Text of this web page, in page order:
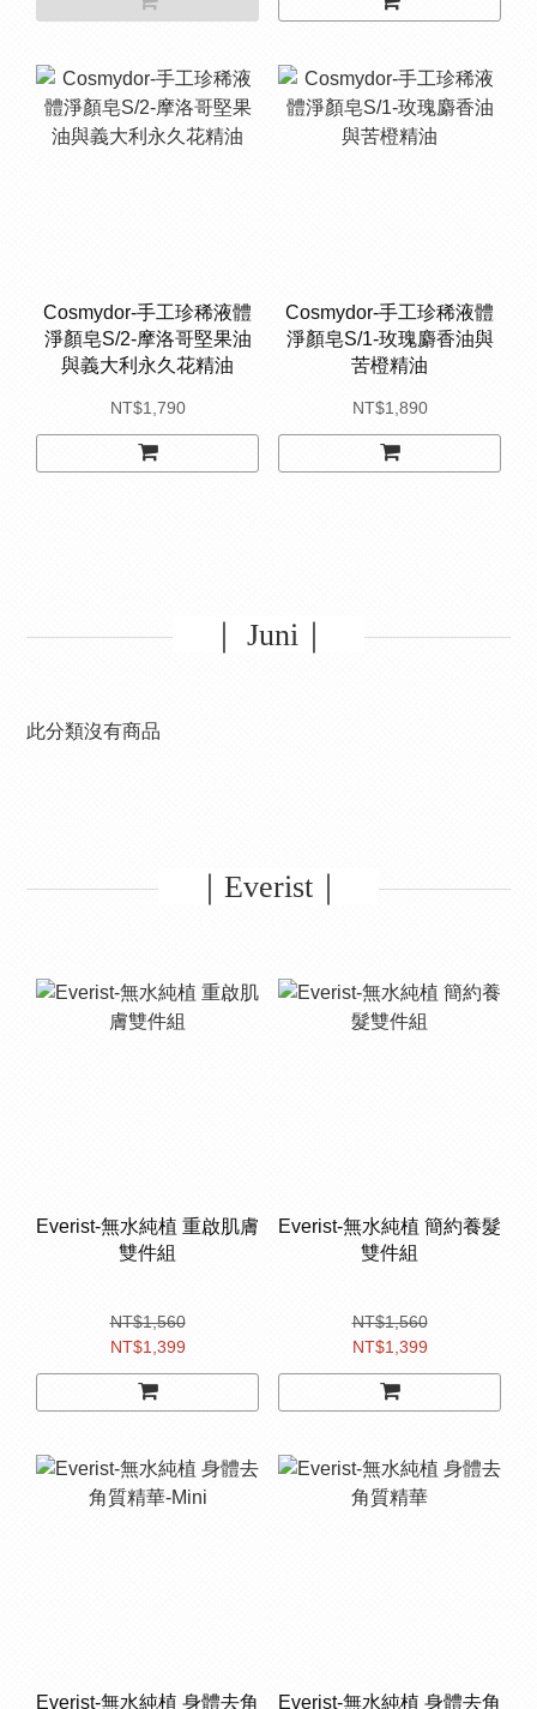
Cosmydor-手工珍稀液體
淨顏皂S/2-摩洛哥堅果油
與義大利永久花精油
NT$1,790
Cosmydor-手工珍稀液體
淨顏皂S/1-玫瑰麝香油與
苦橙精油
NT$1,890
｜ Juni｜
此分類沒有商品
｜Everist｜
Everist-無水純植 重啟肌膚
雙件組
NT$1,560
NT$1,399
Everist-無水純植 簡約養髮
雙件組
NT$1,560
NT$1,399
Everist-無水純植 身體去角
Everist-無水純植 身體去角